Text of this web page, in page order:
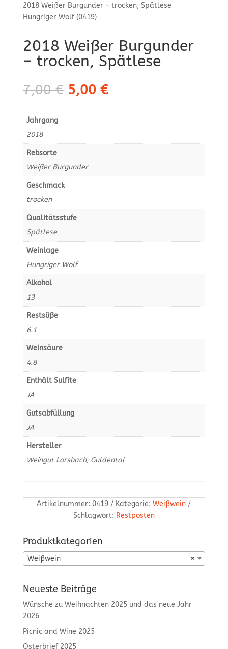
2018 Weißer Burgunder – trocken, Spätlese
Hungriger Wolf (0419)
2018 Weißer Burgunder
– trocken, Spätlese
7,00€ Ursprünglicher
Preis
war:
5,00 €Aktueller
ist:
Jahrgang
2018
Rebsorte
Weißer Burgunder
Geschmack
trocken
Qualitätsstufe
Spätlese
Weinlage
Hungriger Wolf
Alkohol
13
Restsüße
6.1
Weinsäure
4.8
Enthält Sulfite
JA
Gutsabfüllung
JA
Hersteller
Weingut Lorsbach, Guldental
Artikelnummer: 0419 Kategorie:Weißwein
Schlagwort: Restposten
Produktkategorien
×
Weißwein
Neueste Beiträge
Wünsche zu Weihnachten 2025 und das neue Jahr
2026
Picnic and Wine 2025
Osterbrief 2025